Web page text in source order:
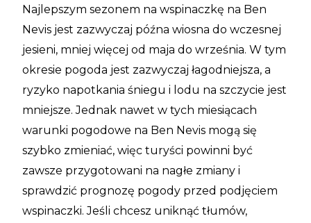
Najlepszym sezonem na wspinaczkę na Ben
Nevis jest zazwyczaj późna wiosna do wczesnej
jesieni, mniej więcej od maja do września. W tym
okresie pogoda jest zazwyczaj łagodniejsza, a
ryzyko napotkania śniegu i lodu na szczycie jest
mniejsze. Jednak nawet w tych miesiącach
warunki pogodowe na Ben Nevis mogą się
szybko zmieniać, więc turyści powinni być
zawsze przygotowani na nagłe zmiany i
sprawdzić prognozę pogody przed podjęciem
wspinaczki. Jeśli chcesz uniknąć tłumów,